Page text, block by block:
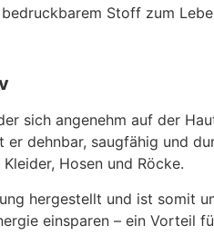
Stoff zum
sich angenehm auf der
er dehnbar, saugfähig und
Hosen und Röcke.
hergestellt und ist somit
einsparen – ein Vorteil